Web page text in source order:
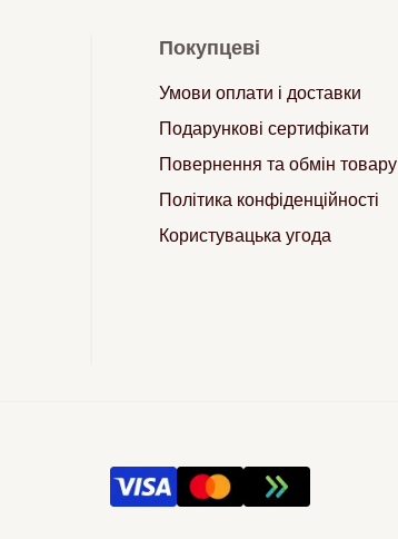
Покупцеві
Умови оплати і доставки
Подарункові сертифікати
Повернення та обмін товару
Політика конфіденційності
Користувацька угода